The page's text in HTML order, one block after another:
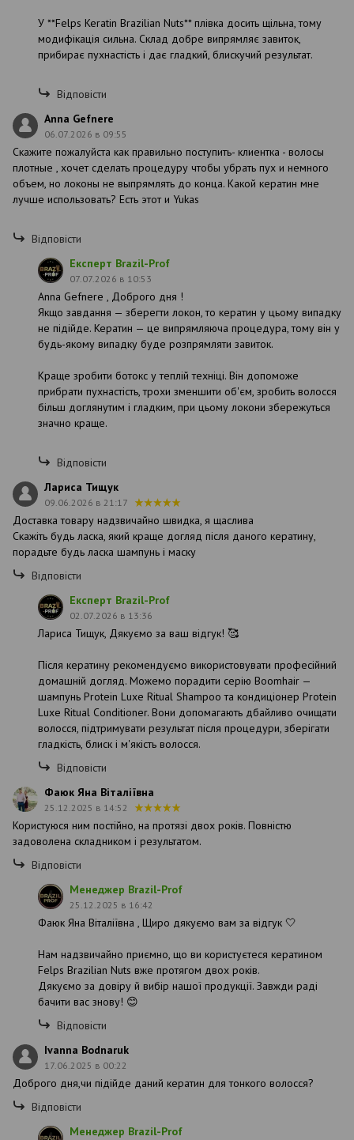
У **Felps Keratin Brazilian Nuts** плівка досить щільна, тому
модифікація сильна. Склад добре випрямляє завиток,
прибирає пухнастість і дає гладкий, блискучий результат.
Відповісти
Anna Gefnere
06.07.2026 в 09:55
Скажите пожалуйста как правильно поступить- клиентка - волосы
плотные , хочет сделать процедуру чтобы убрать пух и немного
объем, но локоны не выпрямлять до конца. Какой кератин мне
лучше использовать? Есть этот и Yukas
Відповісти
Експерт Brazil-Prof
07.07.2026 в 10:53
Anna Gefnere , Доброго дня !
Якщо завдання — зберегти локон, то кератин у цьому випадку
не підійде. Кератин — це випрямляюча процедура, тому він у
будь-якому випадку буде розпрямляти завиток.
Краще зробити ботокс у теплій техніці. Він допоможе
прибрати пухнастість, трохи зменшити об'єм, зробить волосся
більш доглянутим і гладким, при цьому локони збережуться
значно краще.
Відповісти
Лариса Тищук
09.06.2026 в 21:17
Доставка товару надзвичайно швидка, я щаслива
Скажіть будь ласка, який краще догляд після даного кератину,
порадьте будь ласка шампунь і маску
Відповісти
Експерт Brazil-Prof
02.07.2026 в 13:36
Лариса Тищук, Дякуємо за ваш відгук! 🥰
Після кератину рекомендуємо використовувати професійний
домашній догляд. Можемо порадити серію Boomhair —
шампунь Protein Luxe Ritual Shampoo та кондиціонер Protein
Luxe Ritual Conditioner. Вони допомагають дбайливо очищати
волосся, підтримувати результат після процедури, зберігати
гладкість, блиск і м'якість волосся.
Відповісти
Фаюк Яна Віталіївна
25.12.2025 в 14:52
Користуюся ним постійно, на протязі двох років. Повністю
задоволена складником і результатом.
Відповісти
Менеджер Brazil-Prof
25.12.2025 в 16:42
Фаюк Яна Віталіївна , Щиро дякуємо вам за відгук 🤍
Нам надзвичайно приємно, що ви користуєтеся кератином
Felps Brazilian Nuts вже протягом двох років.
Дякуємо за довіру й вибір нашої продукції. Завжди раді
бачити вас знову! 😊
Відповісти
Ivanna Bodnaruk
17.06.2025 в 00:22
Доброго дня,чи підійде даний кератин для тонкого волосся?
Відповісти
Менеджер Brazil-Prof